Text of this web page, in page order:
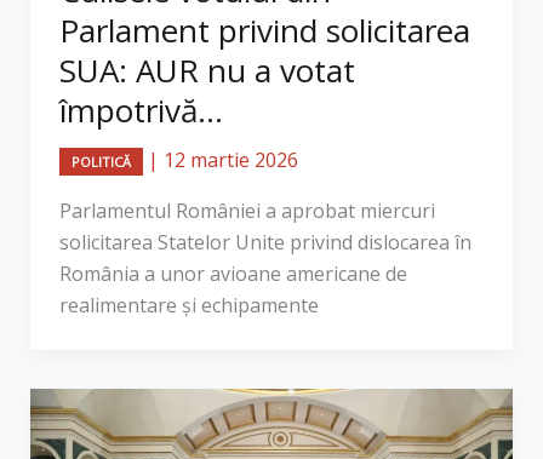
Parlament privind solicitarea
SUA: AUR nu a votat
împotrivă...
POLITICĂ | 12 martie 2026
Parlamentul României a aprobat miercuri
solicitarea Statelor Unite privind dislocarea în
România a unor avioane americane de
realimentare și echipamente